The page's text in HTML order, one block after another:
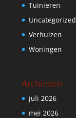
Tuinieren
Uncategorized
Verhuizen
Woningen
Archieven
juli 2026
mei 2026